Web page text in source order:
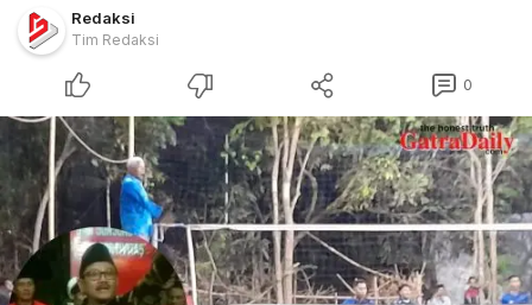
Redaksi
Tim Redaksi
0